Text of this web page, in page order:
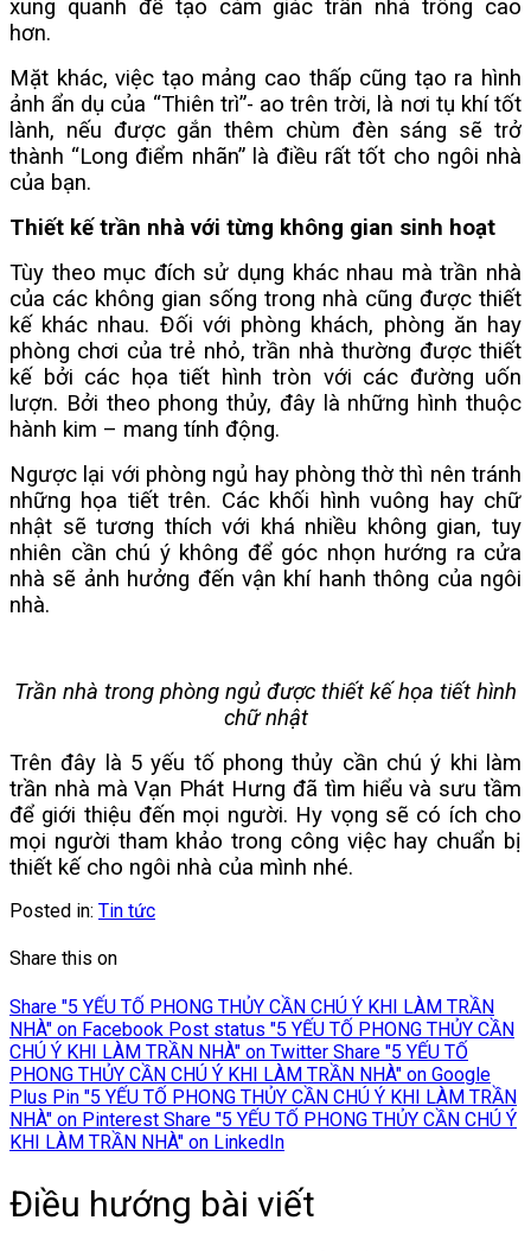
xung quanh để tạo cảm giác trần nhà trông cao
hơn.
Mặt khác, việc tạo mảng cao thấp cũng tạo ra hình
ảnh ẩn dụ của “Thiên trì”- ao trên trời, là nơi tụ khí tốt
lành, nếu được gắn thêm chùm đèn sáng sẽ trở
thành “Long điểm nhãn” là điều rất tốt cho ngôi nhà
của bạn.
Thiết kế trần nhà với từng không gian sinh hoạt
Tùy theo mục đích sử dụng khác nhau mà trần nhà
của các không gian sống trong nhà cũng được thiết
kế khác nhau. Đối với phòng khách, phòng ăn hay
phòng chơi của trẻ nhỏ, trần nhà thường được thiết
kế bởi các họa tiết hình tròn với các đường uốn
lượn. Bởi theo phong thủy, đây là những hình thuộc
hành kim – mang tính động.
Ngược lại với phòng ngủ hay phòng thờ thì nên tránh
những họa tiết trên. Các khối hình vuông hay chữ
nhật sẽ tương thích với khá nhiều không gian, tuy
nhiên cần chú ý không để góc nhọn hướng ra cửa
nhà sẽ ảnh hưởng đến vận khí hanh thông của ngôi
nhà.
Trần nhà trong phòng ngủ được thiết kế họa tiết hình
chữ nhật
Trên đây là 5 yếu tố phong thủy cần chú ý khi làm
trần nhà mà Vạn Phát Hưng đã tìm hiểu và sưu tầm
để giới thiệu đến mọi người. Hy vọng sẽ có ích cho
mọi người tham khảo trong công việc hay chuẩn bị
thiết kế cho ngôi nhà của mình nhé.
Posted in: Tin tức
Share this on
Share "5 YẾU TỐ PHONG THỦY CẦN CHÚ Ý KHI LÀM TRẦN
NHÀ" on Facebook Post status "5 YẾU TỐ PHONG THỦY CẦN
CHÚ Ý KHI LÀM TRẦN NHÀ" on Twitter Share "5 YẾU TỐ
PHONG THỦY CẦN CHÚ Ý KHI LÀM TRẦN NHÀ" on Google
Plus Pin "5 YẾU TỐ PHONG THỦY CẦN CHÚ Ý KHI LÀM TRẦN
NHÀ" on Pinterest Share "5 YẾU TỐ PHONG THỦY CẦN CHÚ Ý
KHI LÀM TRẦN NHÀ" on LinkedIn
Điều hướng bài viết